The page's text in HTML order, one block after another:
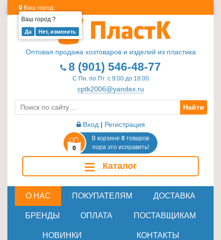
Ваш город:
Ваш город ?
Оптовая продажа хозтоваров и изделий из пластика
8 (901) 546-48-77
С Пн. по Пт. с 9:00 до 18:00
cptk2006@yandex.ru
Найти
Вход | Регистрация
0
В корзине 0 товаров
пора это исправить!
≡ Каталог
О НАС ПОКУПАТЕЛЯМ ДОСТАВКА
БРЕНДЫ ОПЛАТА ПОСТАВЩИКАМ
НОВИНКИ КОНТАКТЫ
Изделия
Стеклотара
Пластиковая
+
Хозтовары